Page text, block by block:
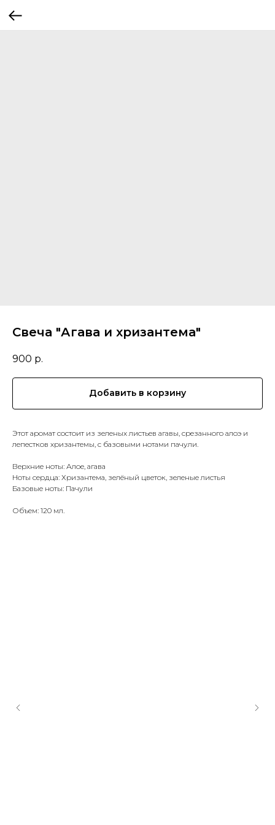
Свеча "Агава и хризантема"
900 р.
Добавить в корзину
Этот аромат состоит из зеленых листьев агавы, срезанного алоэ и
лепестков хризантемы, с базовыми нотами пачули.
Верхние ноты: Алое, агава
Ноты сердца: Хризантема, зелёный цветок, зеленые листья
Базовые ноты: Пачули
Объем: 120 мл.